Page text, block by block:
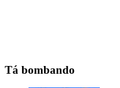
Tá bombando